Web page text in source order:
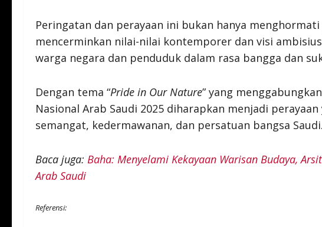
Peringatan dan perayaan ini bukan hanya
mencerminkan nilai-nilai kontemporer dan visi
warga negara dan penduduk dalam rasa bangga dan
Dengan tema “Pride in Our Nature” yang
Nasional Arab Saudi 2025 diharapkan menjadi
semangat, kedermawanan, dan persatuan bangsa Saudi.
Baca juga: Baha: Menyelami Kekayaan Warisan Budaya,
Arab Saudi
Referensi: